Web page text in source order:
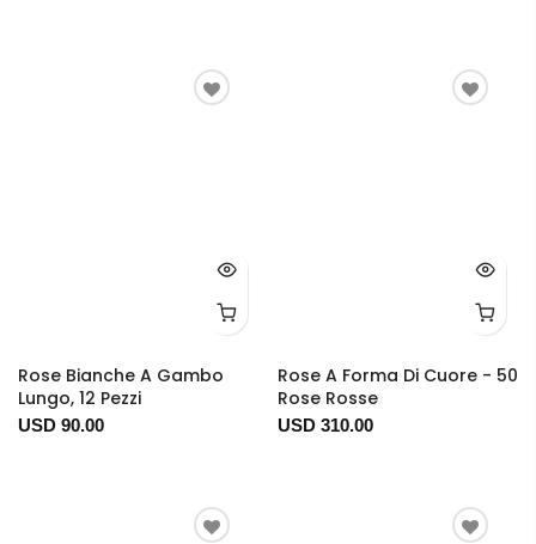
Rose Bianche A Gambo
Lungo, 12 Pezzi
USD 90.00
Rose A Forma Di Cuore - 50
Rose Rosse
USD 310.00